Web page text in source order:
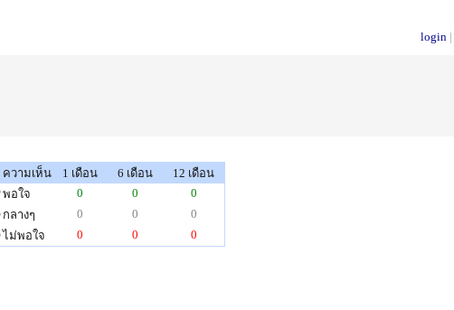
login |
ความเห็น 1 เดือน 6 เดือน
12 เดือน
พอใจ
0 0
0
กลางๆ
0 0
0
ไม่พอใจ
0 0 0